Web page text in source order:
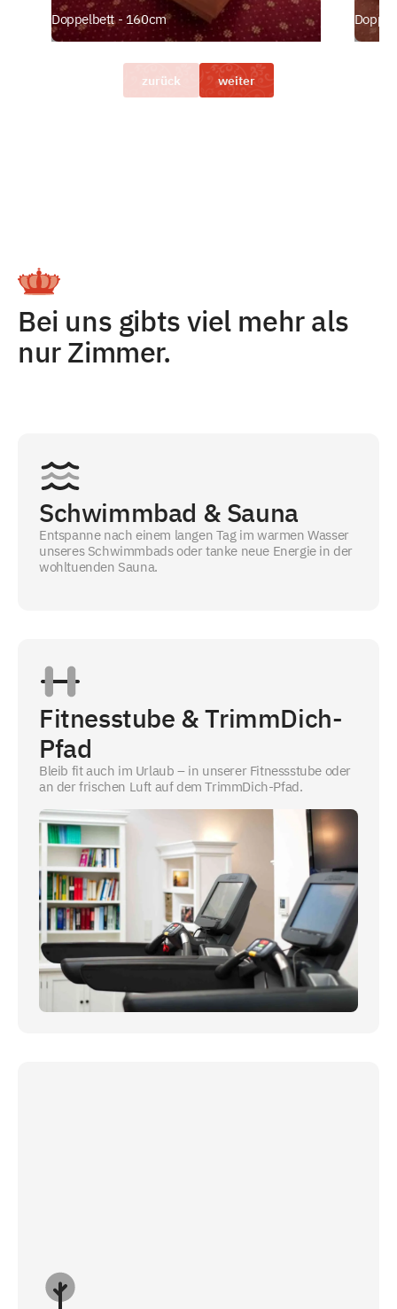
Doppelbett - 160cm
zurück weiter
Bei uns gibts viel mehr als
nur Zimmer.
Schwimmbad & Sauna
Entspanne nach einem langen Tag im warmen Wasser
unseres Schwimmbads oder tanke neue Energie in der
wohltuenden Sauna.
Fitnesstube & TrimmDich-
Pfad
Bleib fit auch im Urlaub – in unserer Fitnessstube oder
an der frischen Luft auf dem TrimmDich-Pfad.